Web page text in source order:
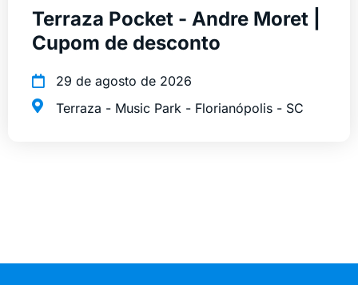
Terraza Pocket - Andre Moret |
Cupom de desconto
29 de agosto de 2026
Terraza - Music Park - Florianópolis - SC